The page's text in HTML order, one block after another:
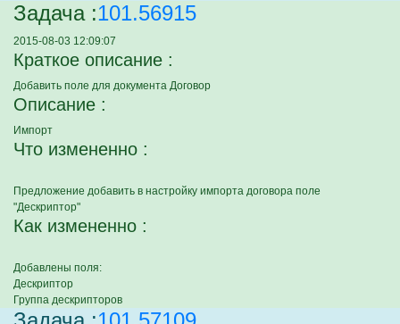
Задача :101.56915
2015-08-03 12:09:07
Краткое описание :
Добавить поле для документа Договор
Описание :
Импорт
Что измененно :
Предложение добавить в настройку импорта договора поле
"Дескриптор"
Как измененно :
Добавлены поля:
Дескриптор
Группа дескрипторов